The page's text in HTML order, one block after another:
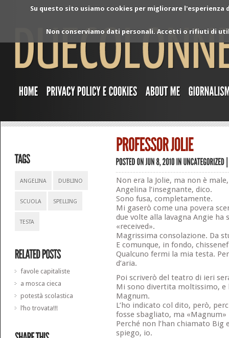
Su questo sito usiamo cookies per migliorare
Non conserviamo dati personali. Accetti o rifiuti di
ANGELINA DUBLINO
SCUOLA SPELLING
TESTA
favole capitaliste
a mosca cieca
potestà scolastica
l’ho trovata!!!
Non era la Jolie, ma non è
Angelina l’insegnante, dico.
Sono fusa, completamente.
Mi gaserò come una povera
due volte alla lavagna Angie ha
«received».
Magrissima consolazione. Da
E comunque, in fondo,
Qualcuno fermi la mia testa.
d’aria.
Poi scriverò del teatro di ieri
Mi sono divertita moltissimo, e
Magnum.
L’ho indicato col dito, però,
fosse sbagliato, ma «Magnum»
Perché non l’han chiamato Big
spiego, io.